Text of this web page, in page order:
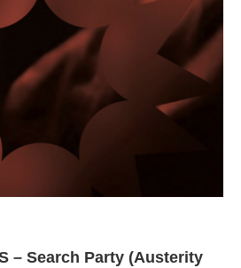
– Search Party (Austerity